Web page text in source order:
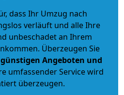
dass Ihr Umzug nach
verläuft und alle Ihre
unbeschadet an Ihrem
Überzeugen Sie
günstigen Angeboten und
umfassender Service wird
überzeugen.